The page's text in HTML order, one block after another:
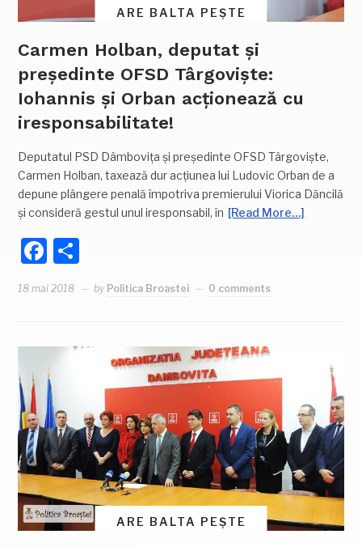
ARE BALTA PEȘTE
Carmen Holban, deputat și
președinte OFSD Târgoviște:
Iohannis și Orban acționează cu
iresponsabilitate!
Deputatul PSD Dâmbovița și președinte OFSD Târgoviște,
Carmen Holban, taxează dur acțiunea lui Ludovic Orban de a
depune plângere penală împotriva premierului Viorica Dăncilă
și consideră gestul unul iresponsabil, în [Read More…]
Facebook
18 mai 2018 by Politica Broastei 0 comments
ARE BALTA PEȘTE